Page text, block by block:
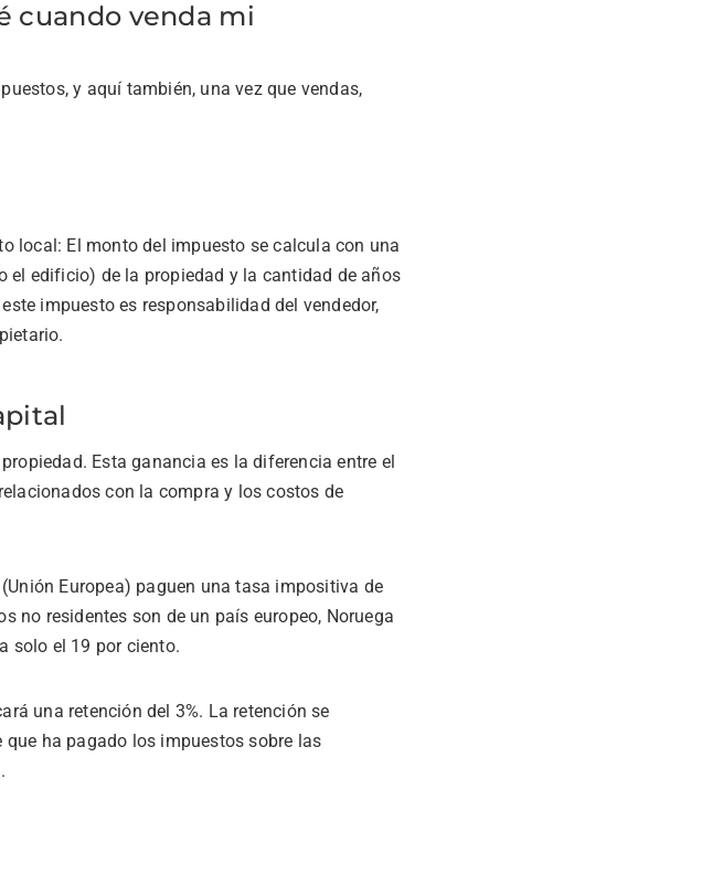
cuando venda mi
y aquí también, una vez que vendas,
local: El monto del impuesto se calcula con una
el edificio) de la propiedad y la cantidad de años
impuesto es responsabilidad del vendedor,
Esta ganancia es la diferencia entre el
con la compra y los costos de
Europea) paguen una tasa impositiva de
no residentes son de un país europeo, Noruega
solo el 19 por ciento.
una retención del 3%. La retención se
ha pagado los impuestos sobre las